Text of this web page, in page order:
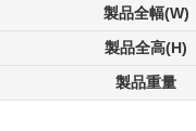
製品全幅(W)
製品全高(H)
製品重量